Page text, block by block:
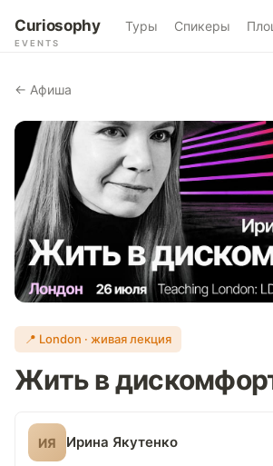
Curiosophy
EVENTS
Туры Спикеры
← Афиша
📍 London · живая лекция
Жить в
ИЯ Ирина Якутенко